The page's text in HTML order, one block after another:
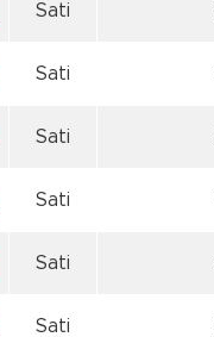
Sati
Sati
Sati
Sati
Sati
Sati